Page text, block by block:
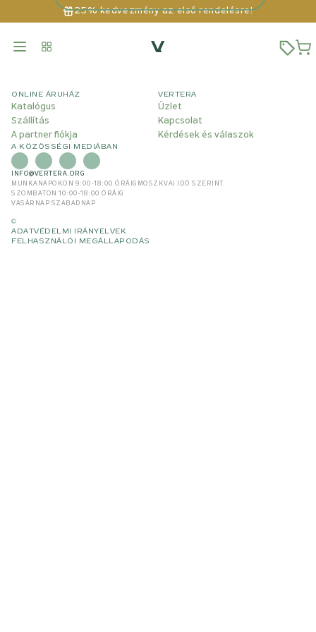
25% kedvezmény az első rendelésre!
ONLINE ÁRUHÁZ
Katalógus
Szállítás
A partner fiókja
VERTERA
Üzlet
Kapcsolat
Kérdések és válaszok
A KÖZÖSSÉGI MEDIÁBAN
INFO@VERTERA.ORG
MUNKANAPOKON 9:00-18:00 ÓRÁIG MOSZKVAI IDŐ SZERINT
SZOMBATON 10:00-18:00 ÓRÁIG
VASÁRNAP SZABADNAP
©
ADATVÉDELMI IRÁNYELVEK
FELHASZNÁLÓI MEGÁLLAPODÁS